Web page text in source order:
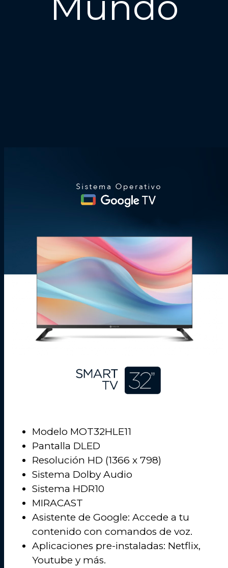
Modelo MOT32HLE11
Pantalla DLED
Resolución HD (1366 x 798)
Sistema Dolby Audio
Sistema HDR10
MIRACAST
Asistente de Google: Accede a tu
contenido con comandos de voz.
Aplicaciones pre-instaladas: Netflix,
Youtube y más.